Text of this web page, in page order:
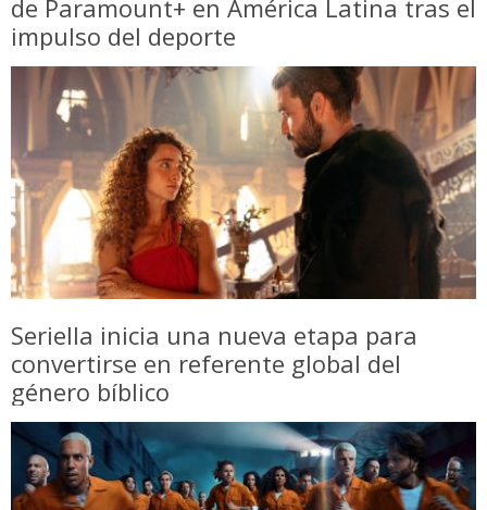
de Paramount+ en América Latina tras el
impulso del deporte
Seriella inicia una nueva etapa para
convertirse en referente global del
género bíblico